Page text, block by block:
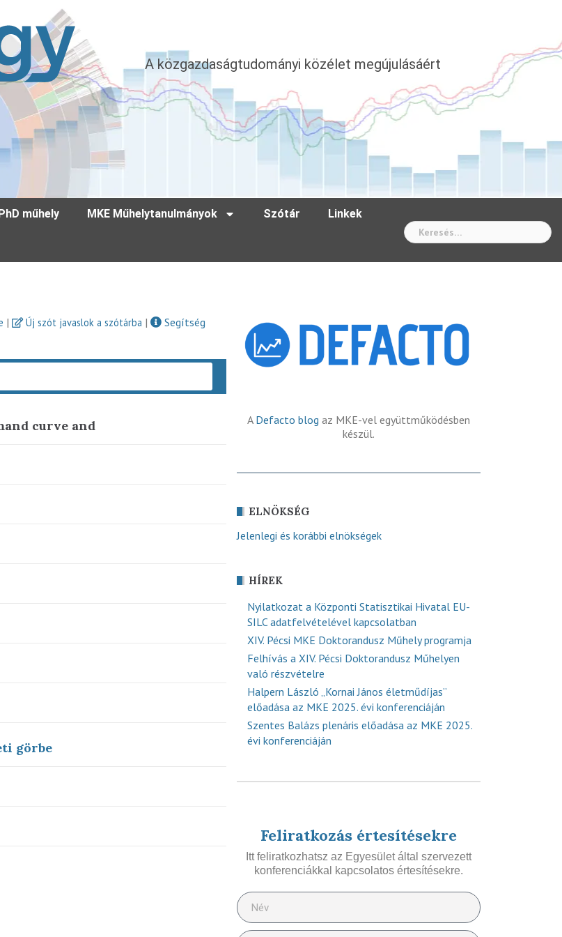
A közgazdaságtudományi közélet megújulásáért
műhely MKE Műhelytanulmányok Szótár Linkek
| Új szót javaslok a szótárba |
Segítség
curve and
görbe
A Defacto blog az MKE-vel együttműködésben
készül.
ELNÖKSÉG
Jelenlegi és korábbi elnökségek
HÍREK
Nyilatkozat a Központi Statisztikai Hivatal EU-
SILC adatfelvételével kapcsolatban
XIV. Pécsi MKE Doktorandusz Műhely programja
Felhívás a XIV. Pécsi Doktorandusz Műhelyen
való részvételre
Halpern László „Kornai János életműdíjas”
előadása az MKE 2025. évi konferenciáján
Szentes Balázs plenáris előadása az MKE 2025.
évi konferenciáján
Feliratkozás értesítésekre
Itt feliratkozhatsz az Egyesület által szervezett
konferenciákkal kapcsolatos értesítésekre.